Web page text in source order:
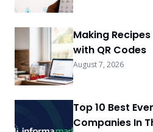
Making
with QR Codes
August 7, 2026
Top 10 Best
Companies In